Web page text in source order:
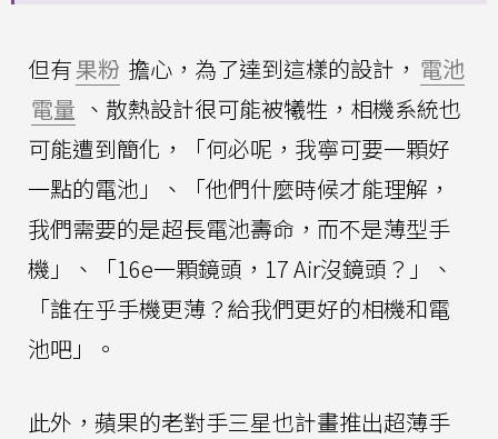
但有果粉 擔心，為了達到這樣的設計， 電池
電量 、散熱設計很可能被犧牲，相機系統也
可能遭到簡化，「何必呢，我寧可要一顆好
一點的電池」、「他們什麼時候才能理解，
我們需要的是超長電池壽命，而不是薄型手
機」、「16e一顆鏡頭，17 Air沒鏡頭？」、
「誰在乎手機更薄？給我們更好的相機和電
池吧」。
此外，蘋果的老對手三星也計畫推出超薄手